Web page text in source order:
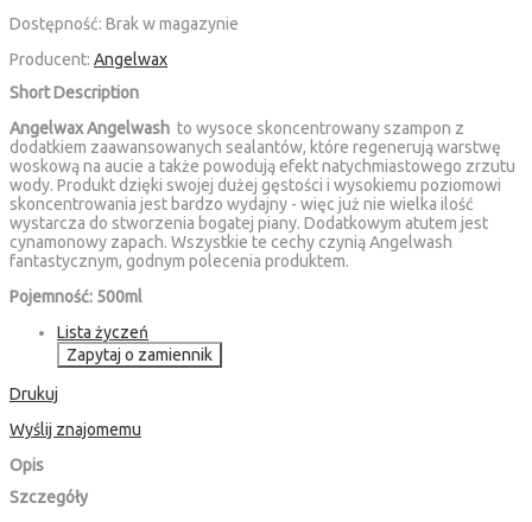
Dostępność: Brak w magazynie
Producent: Angelwax
Short Description
AngelwaxAngelwash to wysoce skoncentrowany szampon z
dodatkiem zaawansowanych sealantów, które regenerują warstwę
woskową na aucie a także powodują efekt natychmiastowego zrzutu
wody. Produkt dzięki swojej dużej gęstości i wysokiemu poziomowi
skoncentrowania jest bardzo wydajny - więc już nie wielka ilość
wystarcza do stworzenia bogatej piany. Dodatkowym atutem jest
cynamonowy zapach. Wszystkie te cechy czynią Angelwash
fantastycznym, godnym polecenia produktem.
Pojemność: 500ml
Lista życzeń
Zapytaj o zamiennik
Drukuj
Wyślij znajomemu
Opis
Szczegóły